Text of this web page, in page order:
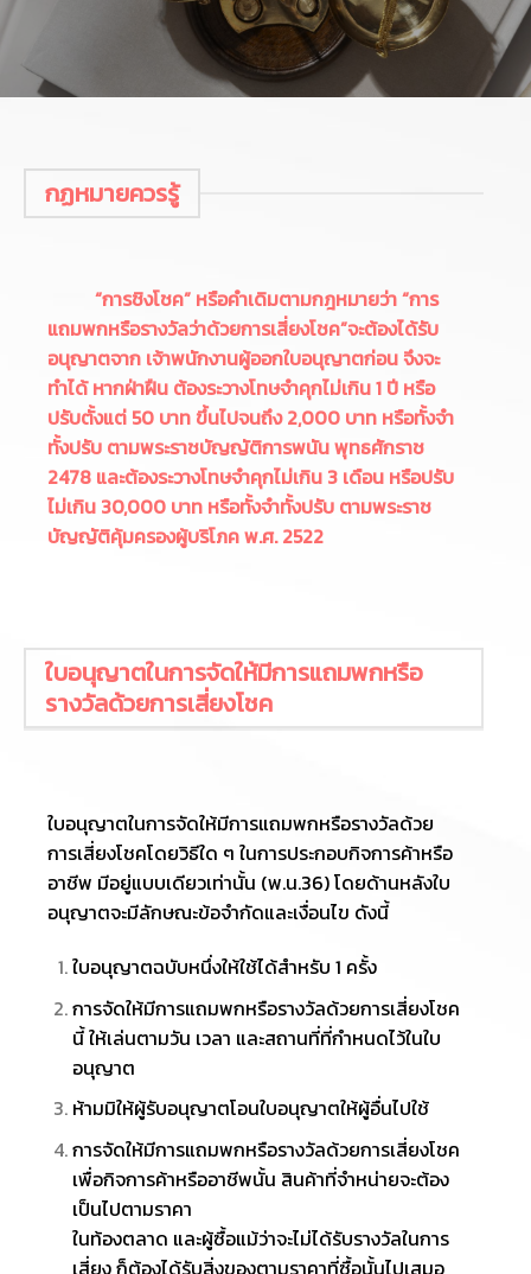
กฏหมายควรรู้
“การชิงโชค” หรือคำเดิมตามกฎหมายว่า “การ
แถมพกหรือรางวัลว่าด้วยการเสี่ยงโชค”จะต้องได้รับ
อนุญาตจาก เจ้าพนักงานผู้ออกใบอนุญาตก่อน จึงจะ
ทำได้ หากฝ่าฝืน ต้องระวางโทษจำคุกไม่เกิน1 ปี หรือ
ปรับตั้งแต่ 50 บาท ขึ้นไปจนถึง2,000 บาท หรือทั้งจำ
ทั้งปรับ ตามพระราชบัญญัติการพนัน พุทธศักราช
2478 และต้องระวางโทษจำคุกไม่เกิน 3 เดือน หรือปรับ
ไม่เกิน 30,000 บาท หรือทั้งจำทั้งปรับ ตามพระราช
บัญญัติคุ้มครองผู้บริโภค พ.ศ.2522
ใบอนุญาตในการจัดให้มีการแถมพกหรือ
รางวัลด้วยการเสี่ยงโชค
ใบอนุญาตในการจัดให้มีการแถมพกหรือรางวัลด้วย
การเสี่ยงโชคโดยวิธีใด ๆ ในการประกอบกิจการค้าหรือ
อาชีพ มีอยู่แบบเดียวเท่านั้น (พ.น.36) โดยด้านหลังใบ
อนุญาตจะมีลักษณะข้อจำกัดและเงื่อนไข ดังนี้
ใบอนุญาตฉบับหนึ่งให้ใช้ได้สำหรับ 1 ครั้ง
การจัดให้มีการแถมพกหรือรางวัลด้วยการเสี่ยงโชค
นี้ ให้เล่นตามวัน เวลา และสถานที่ที่กำหนดไว้ในใบ
อนุญาต
ห้ามมิให้ผู้รับอนุญาตโอนใบอนุญาตให้ผู้อื่นไปใช้
การจัดให้มีการแถมพกหรือรางวัลด้วยการเสี่ยงโชค
เพื่อกิจการค้าหรืออาชีพนั้น สินค้าที่จำหน่ายจะต้อง
เป็นไปตามราคา
ในท้องตลาด และผู้ซื้อแม้ว่าจะไม่ได้รับรางวัลในการ
เสี่ยง ก็ต้องได้รับสิ่งของตามราคาที่ซื้อนั้นไปเสมอ